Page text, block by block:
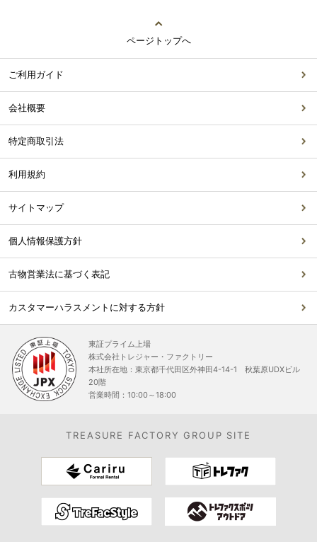
ページトップへ
ご利用ガイド
会社概要
特定商取引法
利用規約
サイトマップ
個人情報保護方針
古物営業法に基づく表記
カスタマーハラスメントに対する方針
東証プライム上場
株式会社トレジャー・ファクトリー
本社所在地：東京都千代田区外神田4-14-1 秋葉原UDXビル
20階
営業時間：10:00～18:00
TREASURE FACTORY GROUP SITE